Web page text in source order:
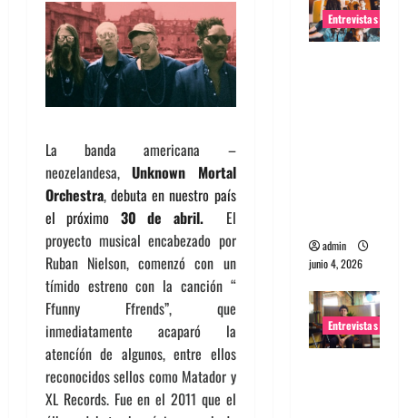
La banda americana –
neozelandesa,Unknown Mortal
Orchestra,debuta en nuestro país
el próximo 30 de abril.El
proyecto musical encabezado por
Ruban Nielson, comenzó con un
tímido estreno con la canción “
Ffunny Ffrends”, que
inmediatamente acaparó la
atencíón de algunos, entre ellos
reconocidos sellos como Matador y
XL Records. Fue en el 2011 que el
Entrevistas
admin
junio 4, 2026
Entrevistas